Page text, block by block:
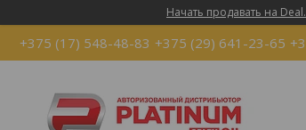
Начать продавать на
+375 (17) 548-48-83 +375 (29) 641-23-65